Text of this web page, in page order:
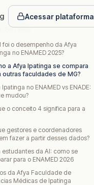
Acessar plataforma
ARTIGO
foi o desempenho da Afya
no ENAMED 2025?
a Afya Ipatinga se compara
outras faculdades de MG?
Ipatinga no ENAMED vs ENADE:
mudou?
o conceito 4 significa para a
gestores e coordenadores
fazer a partir desses dados?
estudantes da AI: como se
para o ENAMED 2026
da Afya Faculdade de
Médicas de Ipatinga